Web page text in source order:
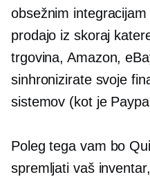
obsežnim
prodajo iz skoraj
trgovina, Amazon,
sinhronizirate svoje
sistemov (kot je
Poleg tega vam bo
spremljati vaš